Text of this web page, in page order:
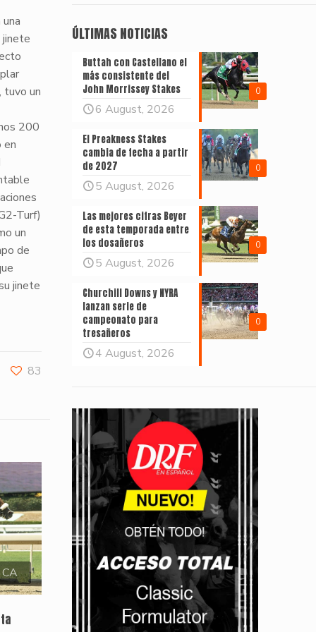
jinete
tuvo un
200
en
Turf)
un
de
jinete
83
ÚLTIMAS NOTICIAS
0
Buttah con Castellano el
más consistente del
John Morrissey Stakes
6 August, 2026
0
El Preakness Stakes
cambia de fecha a partir
de 2027
5 August, 2026
0
Las mejores cifras Beyer
de esta temporada entre
los dosañeros
5 August, 2026
0
Churchill Downs y NYRA
lanzan serie de
campeonato para
tresañeros
4 August, 2026